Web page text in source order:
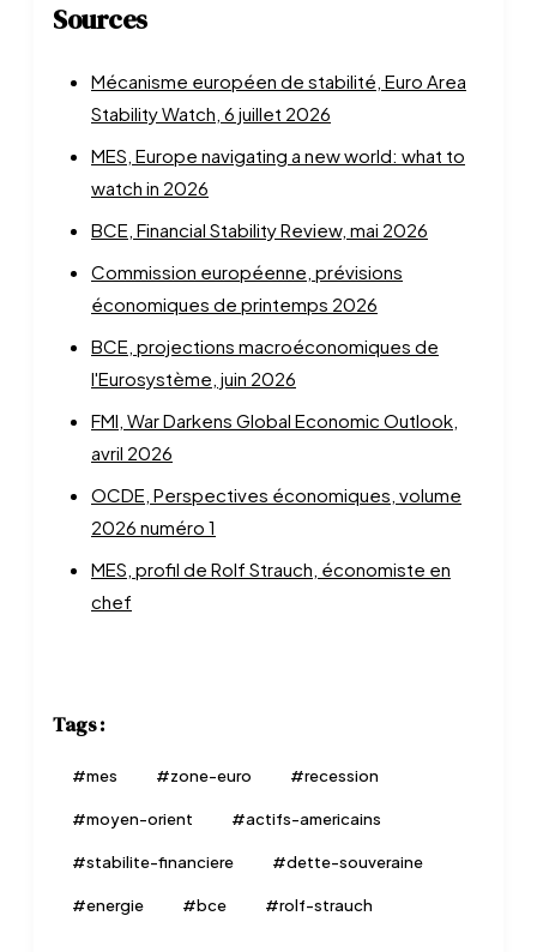
Sources
Mécanisme européen de stabilité, Euro Area
Stability Watch, 6 juillet 2026
MES, Europe navigating a new world: what to
watch in 2026
BCE, Financial Stability Review, mai 2026
Commission européenne, prévisions
économiques de printemps 2026
BCE, projections macroéconomiques de
l'Eurosystème, juin 2026
FMI, War Darkens Global Economic Outlook,
avril 2026
OCDE, Perspectives économiques, volume
2026 numéro 1
MES, profil de Rolf Strauch, économiste en
chef
Tags :
#mes #zone-euro #recession
#moyen-orient #actifs-americains
#stabilite-financiere #dette-souveraine
#energie #bce #rolf-strauch